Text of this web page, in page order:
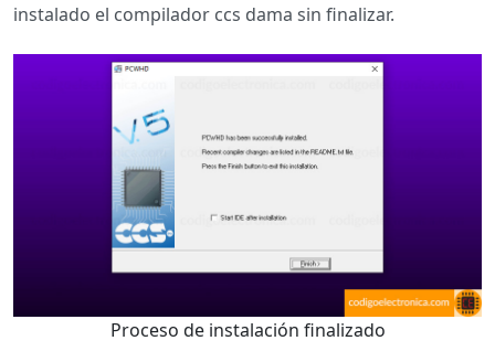
instalado el compilador ccs dama sin finalizar.
Proceso de instalación finalizado